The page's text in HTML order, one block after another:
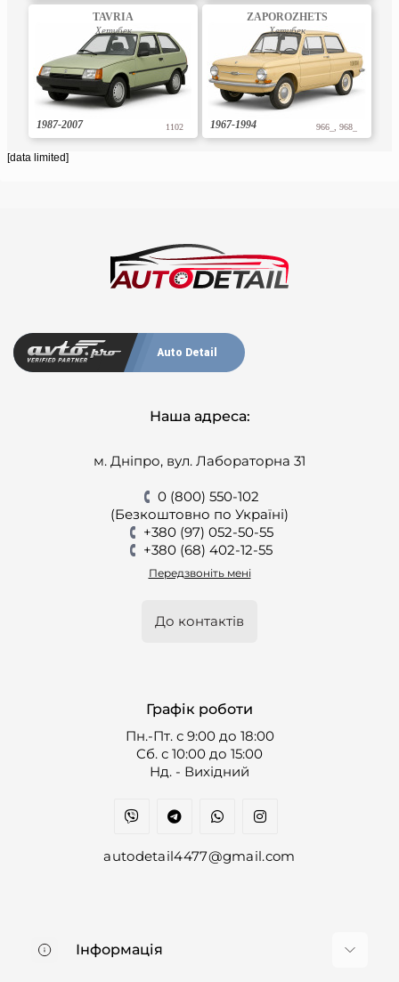
TAVRIA
Хетчбек
1987-2007 1102
ZAPOROZHETS
Хетчбек
1967-1994 966_, 968_
[data limited]
Auto Detail
Наша адреса:
м. Дніпро, вул. Лабораторна 31
0 (800) 550-102
(Безкоштовно по Україні)
+380 (97) 052-50-55
+380 (68) 402-12-55
Передзвоніть мені
До контактів
Графік роботи
Пн.-Пт. с 9:00 до 18:00
Cб. с 10:00 до 15:00
Нд. - Вихідний
autodetail4477@gmail.com
Інформація